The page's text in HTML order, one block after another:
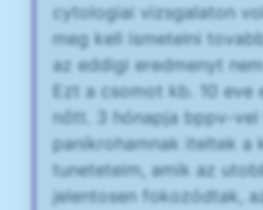
cytologiai vizsgalaton
meg kell ismetelni
az eddigi eredmenyt
Ezt a csomot kb. 10
nőtt. 3 hónapja bppv-vel
panikrohamnak iteltek a
tuneteteim, amik az
jelentosen fokozódtak,